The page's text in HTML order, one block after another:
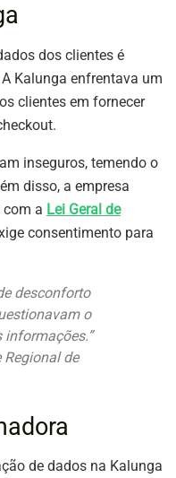
dos clientes é
Kalunga enfrentava um
clientes em fornecer
inseguros, temendo o
disso, a empresa
a Lei Geral de
consentimento para
desconforto
o
Regional de
de dados na Kalunga